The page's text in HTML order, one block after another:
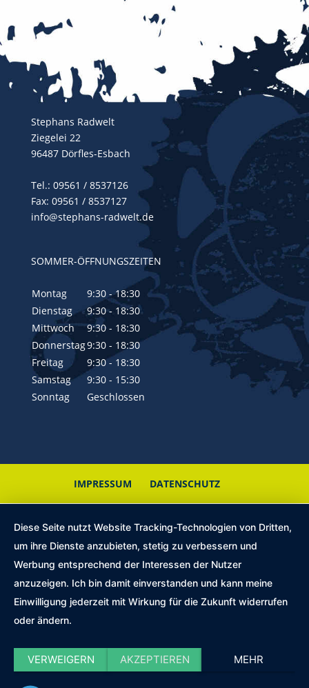
Stephans Radwelt
Ziegelei 22
96487 Dörfles-Esbach
Tel.: 09561 / 8537126
Fax: 09561 / 8537127
info@stephans-radwelt.de
SOMMER-ÖFFNUNGSZEITEN
Montag
9:30 - 18:30
Dienstag
9:30 - 18:30
Mittwoch
9:30 - 18:30
Donnerstag9:30 - 18:30
Freitag
9:30 - 18:30
Samstag
9:30 - 15:30
Sonntag
Geschlossen
IMPRESSUM DATENSCHUTZ
Diese Seite nutzt Website Tracking-Technologien von Dritten,
um ihre Dienste anzubieten, stetig zu verbessern und
Werbung entsprechend der Interessen der Nutzer
anzuzeigen. Ich bin damit einverstanden und kann meine
Einwilligung jederzeit mit Wirkung für die Zukunft widerrufen
oder ändern.
VERWEIGERN AKZEPTIEREN MEHR